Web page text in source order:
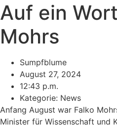
Auf ein
Mohrs
Sumpfblume
August 27, 2024
12:43 p.m.
Kategorie: News
Anfang August war Falko
Minister für Wissenschaft und